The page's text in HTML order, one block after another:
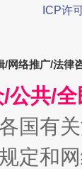
ICP许
/网络推广/法律
公共/
国有
定和